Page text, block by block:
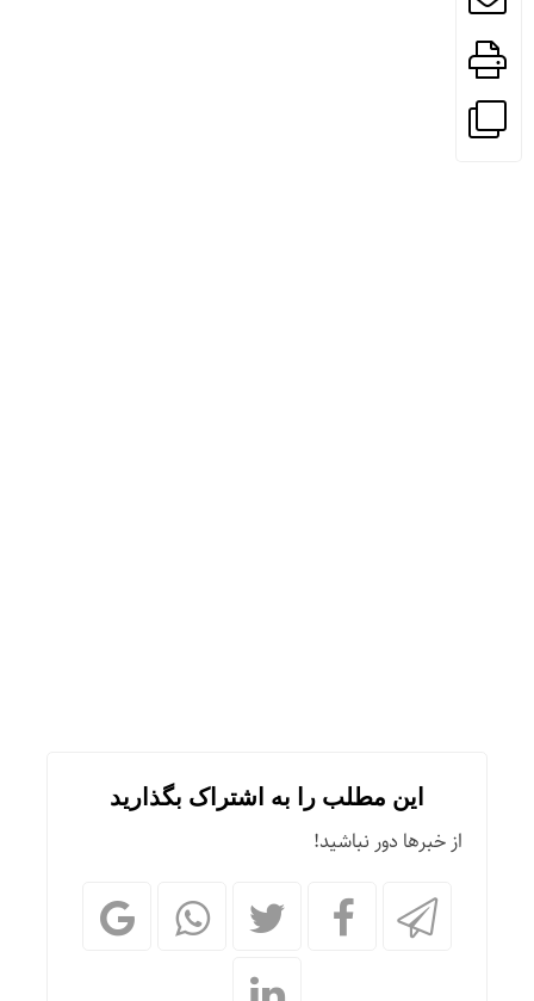
این مطلب را به اشتراک بگذارید
از خبرها دور نباشید!